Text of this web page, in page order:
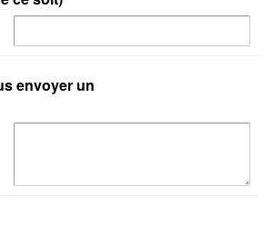
envoyer un